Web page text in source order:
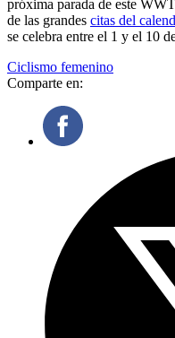
próxima parada de este
de las grandes citas del
se celebra entre el 1 y el 10
Ciclismo femenino
Comparte en: